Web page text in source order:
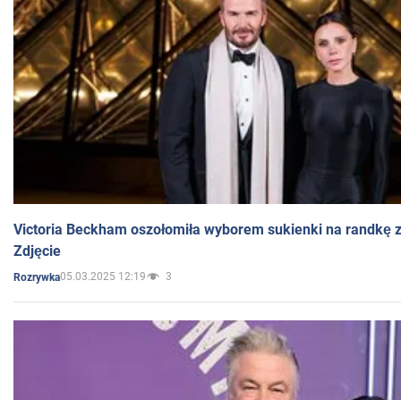
Victoria Beckham oszołomiła wyborem sukienki na randkę
Zdjęcie
Rozrywka05.03.2025 12:19 3